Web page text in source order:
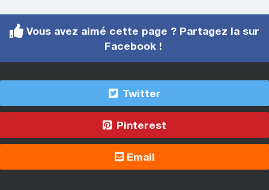
Vous avez aimé cette page ? Partagez la sur
Facebook !
Twitter
Pinterest
Email